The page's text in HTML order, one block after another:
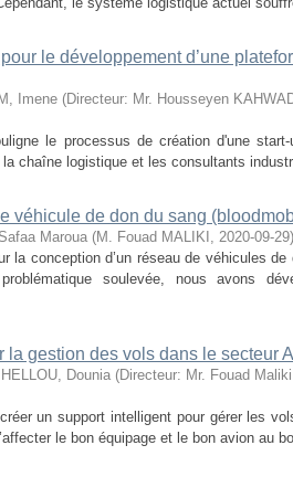
le développement d’une
Imene (Directeur: Mr. Housseyen
le processus de création d'une
chaîne logistique et les consultants
véhicule de don du sang
Maroua (M. Fouad MALIKI , 2020-09-29)
la conception d’un réseau de véhicules
soulevée, nous avons
la gestion des vols dans le secteur
HELLOU, Dounia (Directeur: Mr. Fouad
un support intelligent pour gérer les
le bon équipage et le bon avion au